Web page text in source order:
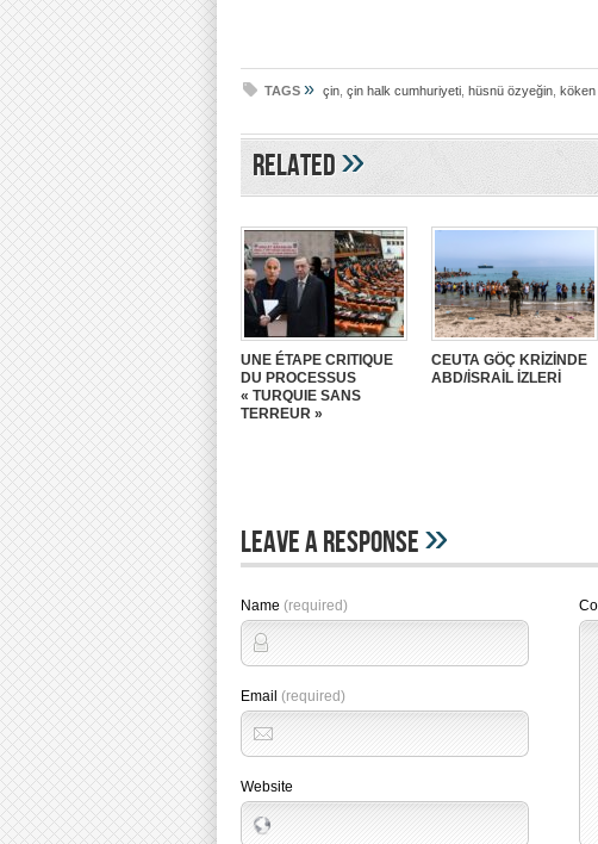
TAGS » çin çin halk cumhuriyeti hüsnü özyeğin köken
Related»
UNE ÉTAPE CRITIQUE
DU PROCESSUS
« TURQUIE SANS
TERREUR »
CEUTA GÖÇ KRİZİNDE
ABD/İSRAİL İZLERİ
Leave A Response»
Name (required)
Email (required)
Website